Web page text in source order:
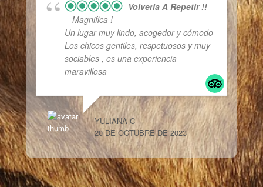
Volvería A Repetir !!
- Magnifica !
Un lugar muy lindo, acogedor y cómodo
Los chicos gentiles, respetuosos y muy
sociables , es una experiencia
maravillosa
YULIANA C
20 DE OCTUBRE DE 2023